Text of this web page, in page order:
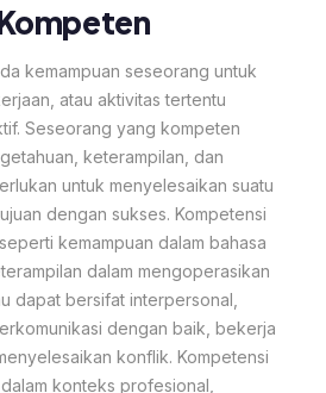
kemampuan seseorang untuk
atau aktivitas tertentu
Seseorang yang kompeten
keterampilan, dan
untuk menyelesaikan suatu
dengan sukses. Kompetensi
kemampuan dalam bahasa
dalam mengoperasikan
dapat bersifat interpersonal,
dengan baik, bekerja
konflik. Kompetensi
konteks profesional,